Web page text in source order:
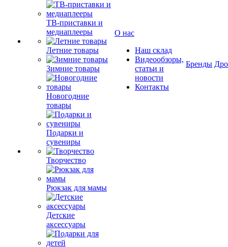
ТВ-приставки и
медиаплееры
Летние товары
Зимние товары
Новогодние
товары
Подарки и
сувениры
Творчество
Рюкзак для мамы
Детские
аксессуары
О нас
Наш склад
Видеообзоры,
статьи и
новости
Контакты
Бренды